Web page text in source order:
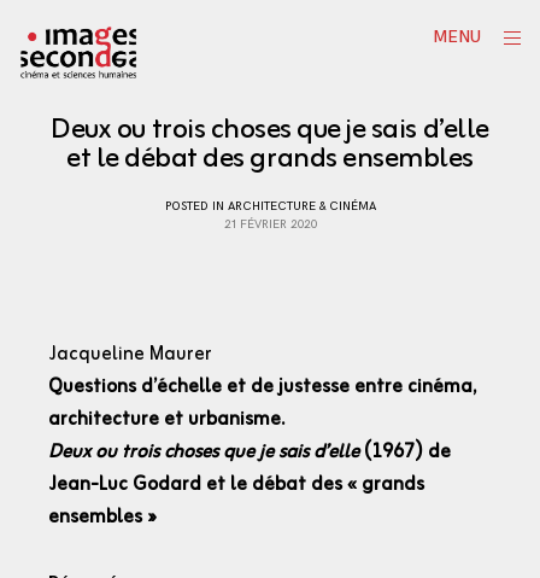
content
MENU
Deux ou trois choses que je sais d’elle
et le débat des grands ensembles
POSTED IN ARCHITECTURE & CINÉMA
21 FÉVRIER 2020
Jacqueline Maurer
Questions d’échelle et de justesse entre cinéma,
architecture et urbanisme.
Deux ou trois choses que je sais d’elle(1967) de
Jean-Luc Godard et le débat des « grands
ensembles »